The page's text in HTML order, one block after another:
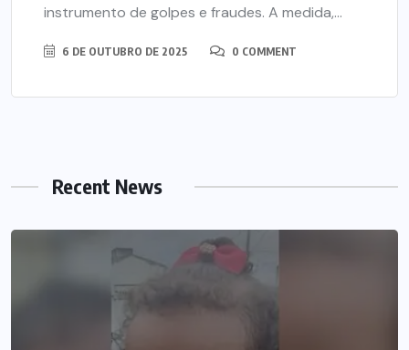
instrumento de golpes e fraudes. A medida,...
6 DE OUTUBRO DE 2025 0 COMMENT
Recent News